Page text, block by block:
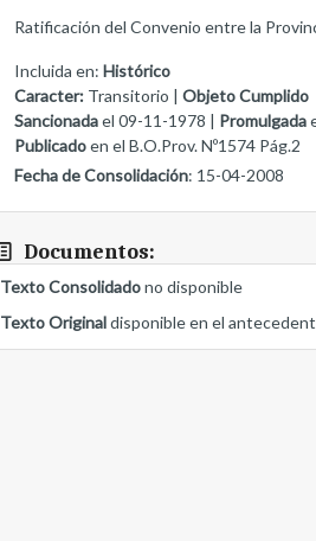
Ratificación del Convenio entre la
Incluida en: Histórico
Caracter: Transitorio | Objeto Cumplido
Sancionadael 09-11-1978 | Promulgada
Publicadoen el B.O.Prov. Nº1574 Pág.2
Fecha de Consolidación: 15-04-2008
Documentos:
Texto Consolidadono disponible
Texto Originaldisponible en el